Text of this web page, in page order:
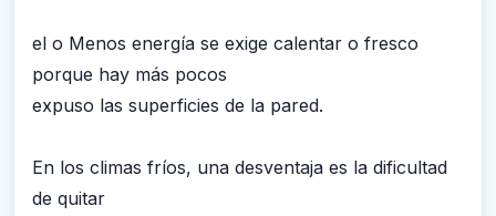
el o Menos energía se exige calentar o fresco
porque hay más pocos
expuso las superficies de la pared.
En los climas fríos, una desventaja es la dificultad
de quitar